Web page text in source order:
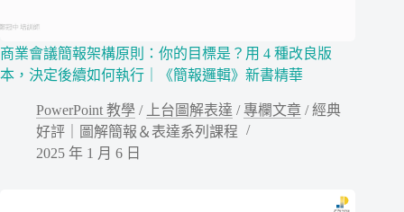
商業會議簡報架構原則：你的目標是？用 4 種改良版
本，決定後續如何執行｜《簡報邏輯》新書精華
PowerPoint 教學 / 上台圖解表達 /專欄文章 /經典
好評｜圖解簡報＆表達系列課程
2025 年 1 月 6 日